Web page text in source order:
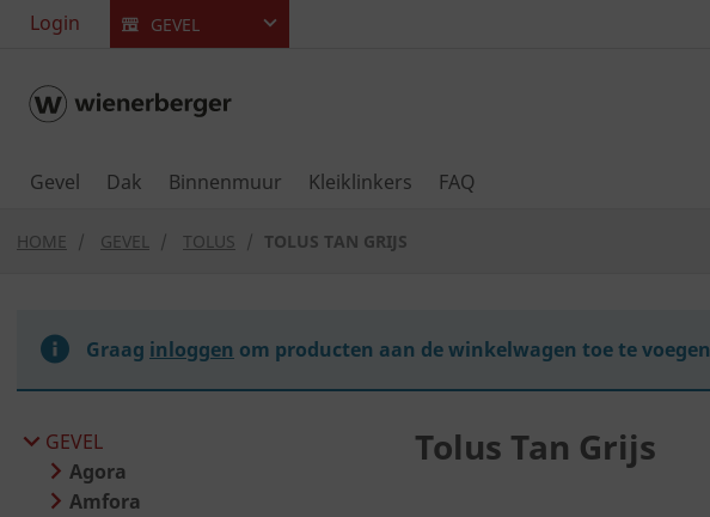
text.skipToContent
text.skipToNavigation
Login GEVEL
Gevel Dak Binnenmuur Kleiklinkers FAQ
HOME GEVEL TOLUS TOLUS TAN GRIJS
Graag inloggen om producten aan de winkelwagen toe te voegen
GEVEL
Agora
Amfora
Tolus Tan Grijs